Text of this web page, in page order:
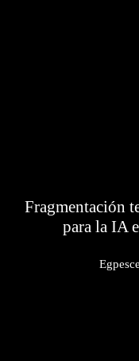
Fragmentación
para la IA
Egpesce